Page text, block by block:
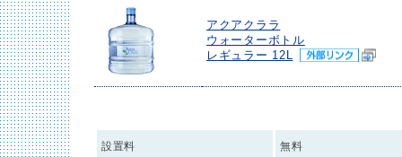
アクアクララ
ウォーターボトル
レギュラー 12L
設置料 無料